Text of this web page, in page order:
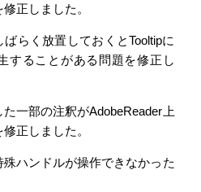
正しました。
らく放置しておくとTooltipに
することがある問題を修正し
一部の注釈がAdobeReader上
正しました。
ハンドルが操作できなかった